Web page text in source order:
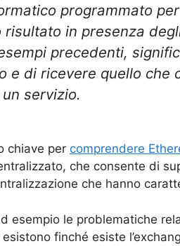
programmato
risultato in presenza
precedenti,
e di ricevere quello che
servizio.
chiave per comprendere
che consente di
che hanno
esempio le problematiche
finché esiste